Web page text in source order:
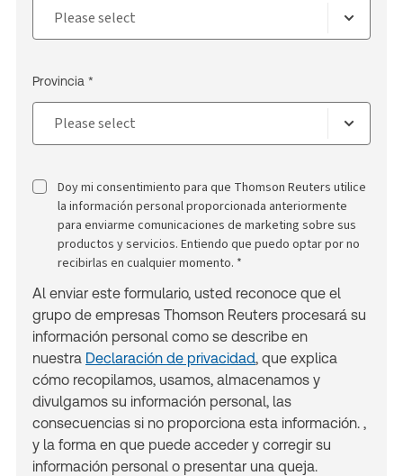
Provincia *
Doy mi consentimiento para que Thomson Reuters utilice
la información personal proporcionada anteriormente
para enviarme comunicaciones de marketing sobre sus
productos y servicios. Entiendo que puedo optar por no
recibirlas en cualquier momento. *
Al enviar este formulario, usted reconoce que el
grupo de empresas Thomson Reuters procesará su
información personal como se describe en
nuestra Declaración de privacidad, que explica
cómo recopilamos, usamos, almacenamos y
divulgamos su información personal, las
consecuencias si no proporciona esta información. ,
y la forma en que puede acceder y corregir su
información personal o presentar una queja.